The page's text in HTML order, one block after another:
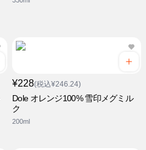
¥228(税込¥246.24)
Dole オレンジ100% 雪印メグミル
ク
200ml